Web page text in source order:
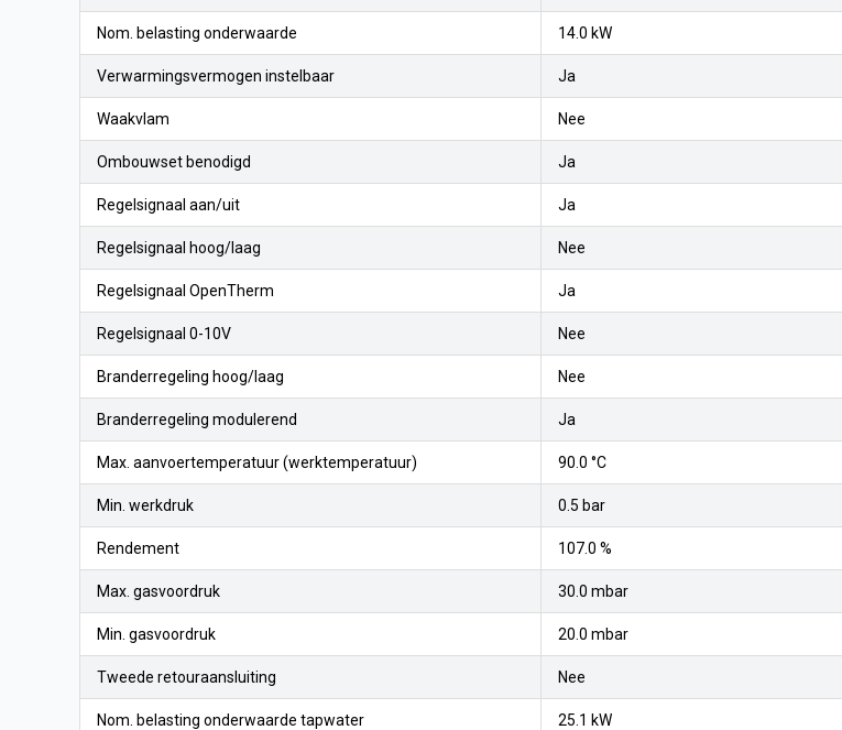
Nom. belasting onderwaarde 14.0 kW
Verwarmingsvermogen instelbaar Ja
Waakvlam Nee
Ombouwset benodigd Ja
Regelsignaal aan/uit Ja
Regelsignaal hoog/laag Nee
Regelsignaal OpenTherm Ja
Regelsignaal 0-10V Nee
Branderregeling hoog/laag Nee
Branderregeling modulerend Ja
Max. aanvoertemperatuur (werktemperatuur) 90.0 °C
Min. werkdruk 0.5 bar
Rendement 107.0 %
Max. gasvoordruk 30.0 mbar
Min. gasvoordruk 20.0 mbar
Tweede retouraansluiting Nee
Nom. belasting onderwaarde tapwater 25.1 kW